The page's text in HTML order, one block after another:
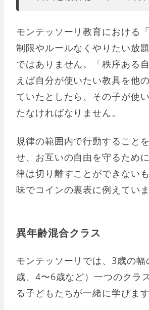
モンテッソーリ教育における
制限やルールなくやりたい放
ではありません。「秩序ある
えば自分が使いたい教具を他
ていたとしたら、その子が使
たなければなりません。
規律の範囲内で行動すること
せ、お互いの自由を守るため
律は切り離すことができない
味でコインの裏表に例えていま
異年齢混合クラス
モンテッソーリでは、3歳の
歳、4〜6歳など）一つのクラ
る子どもたちが一緒に学びます